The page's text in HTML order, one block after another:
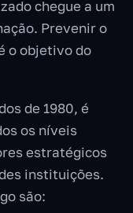
chegue a um
Prevenir o
o objetivo do
de 1980, é
os níveis
estratégicos
instituições.
são: